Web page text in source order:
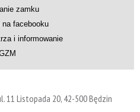
zamku
na facebooku
i informowanie
11 Listopada 20, 42-500 Będzin